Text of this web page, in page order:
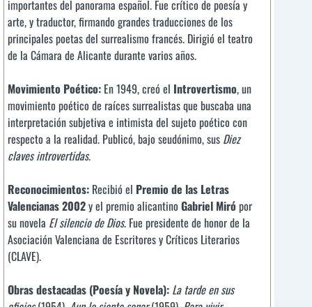
importantes del panorama español. Fue crítico de poesía y
arte, y traductor, firmando grandes traducciones de los
principales poetas del surrealismo francés. Dirigió el teatro
de la Cámara de Alicante durante varios años.
Movimiento Poético: En 1949, creó el Introvertismo, un
movimiento poético de raíces surrealistas que buscaba una
interpretación subjetiva e intimista del sujeto poético con
respecto a la realidad. Publicó, bajo seudónimo, sus Diez
claves introvertidas.
Reconocimientos: Recibió el Premio de las Letras
Valencianas 2002y el premio alicantino Gabriel Miró por
su novela El silencio de Dios. Fue presidente de honor de la
Asociación Valenciana de Escritores y Críticos Literarios
(CLAVE).
Obras destacadas (Poesía y Novela): La tarde en sus